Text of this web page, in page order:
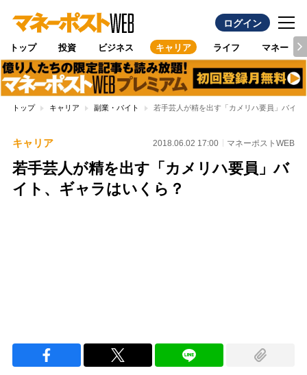
ログイン
トップ 投資 ビジネス キャリア ライフ マネー
トップ キャリア 副業・バイト 若手芸人が精を出す「カメリハ要員」バイト
キャリア 2018.06.02 17:00 マネーポストWEB
若手芸人が精を出す「カメリハ要員」バ
イト、ギャラはいくら？